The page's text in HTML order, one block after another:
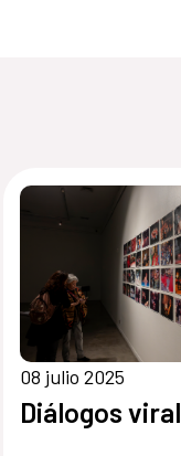
08 julio 2025
Diálogos